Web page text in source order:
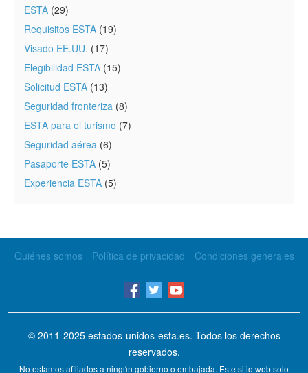
ESTA (29)
Requisitos ESTA (19)
Visado EE.UU. (17)
Elegibilidad ESTA (15)
Solicitud ESTA (13)
Seguridad fronteriza (8)
ESTA para el turismo (7)
Seguridad aérea (6)
Pasaporte ESTA (5)
Experiencia ESTA (5)
Quiénes somos Política de privacidad Condiciones generales
© 2011-2025 estados-unidos-esta.es. Todos los derechos
reservados.
No estamos afiliados a ningún gobierno o embajada. Este sitio web solo